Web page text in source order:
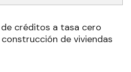
créditos a tasa cero
de viviendas